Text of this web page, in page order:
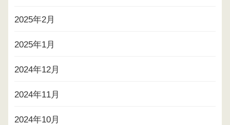
2025年2月
2025年1月
2024年12月
2024年11月
2024年10月